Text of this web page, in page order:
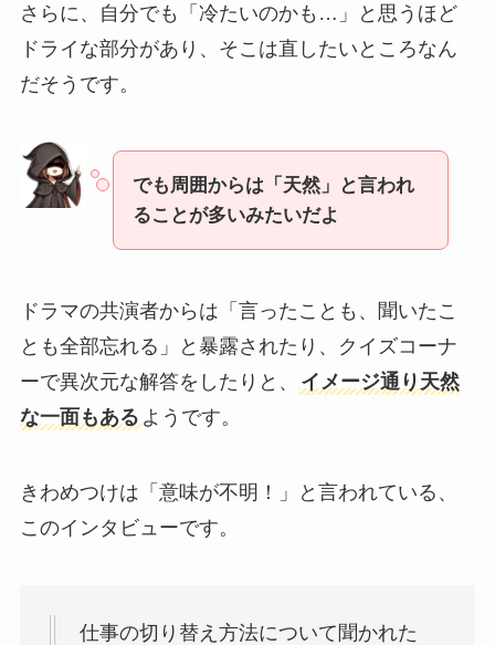
さらに、自分でも「冷たいのかも…」と思うほど
ドライな部分があり、そこは直したいところなん
だそうです。
でも周囲からは「天然」と言われ
ることが多いみたいだよ
ドラマの共演者からは「言ったことも、聞いたこ
とも全部忘れる」と暴露されたり、クイズコーナ
ーで異次元な解答をしたりと、
イメージ通り天然
な一面もある ようです。
きわめつけは「意味が不明！」と言われている、
このインタビューです。
仕事の切り替え方法について聞かれた